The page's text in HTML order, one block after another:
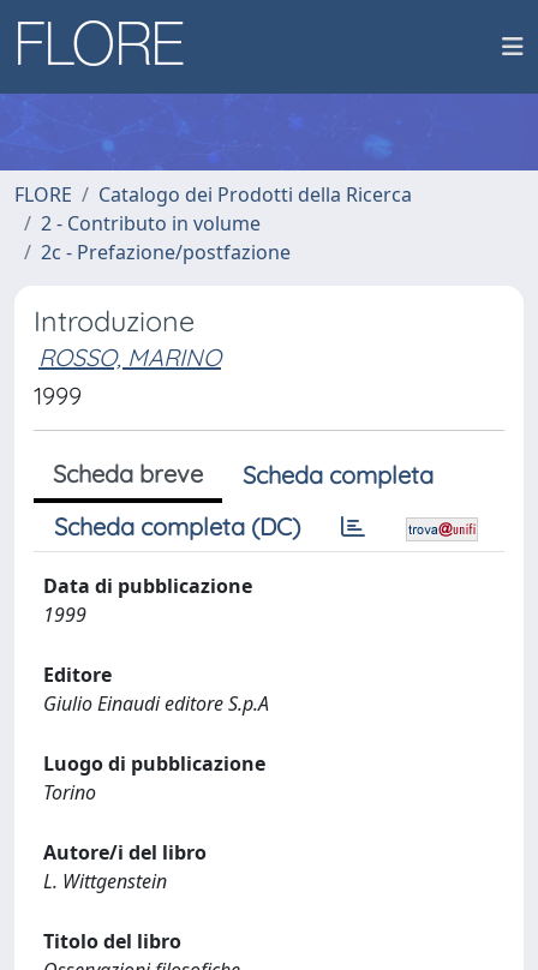
FLORE
Catalogo dei Prodotti della Ricerca
2 - Contributo in volume
2c - Prefazione/postfazione
Introduzione
ROSSO, MARINO
1999
Scheda breve
Scheda completa
Scheda completa (DC)
Data di pubblicazione
1999
Editore
Giulio Einaudi editore S.p.A
Luogo di pubblicazione
Torino
Autore/i del libro
L. Wittgenstein
Titolo del libro